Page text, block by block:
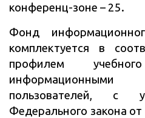
конференц-зоне – 25.
Фонд
комплектуется в
профилем
пользователей, с
Федерального закона